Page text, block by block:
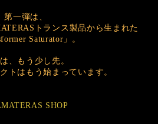
第一弾は、
トランス製品から生まれた
Saturator」。
、もう少し先。
トはもう始まっています。
SHOP